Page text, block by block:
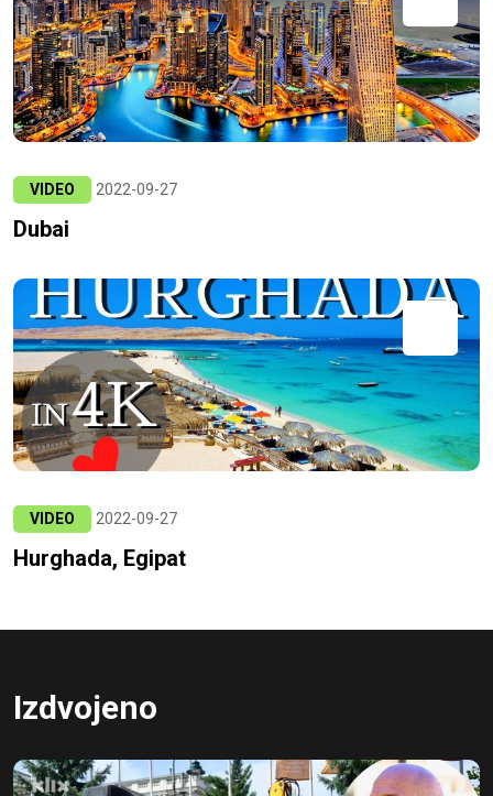
VIDEO 2022-09-27
Dubai
VIDEO 2022-09-27
Hurghada, Egipat
Izdvojeno